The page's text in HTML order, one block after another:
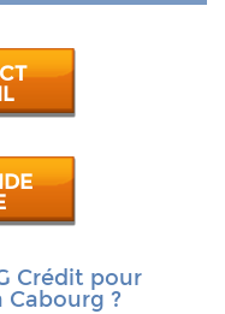
Crédit pour
?